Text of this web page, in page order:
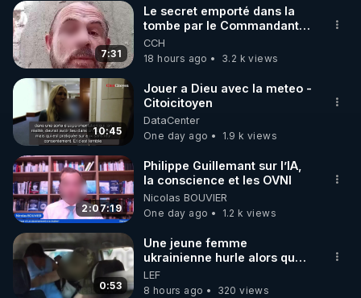
http://rgnr.li/instagram
🌱 LA NEWSLETTER
Pour ne pas rater l’actualité RGNR (stages,
http://rgnr.li/news
🌱 VIDÉOS NON CENSURÉES SUR ODYSEE
Toutes les vidéos Youtube sont aussi sur la
http://rgnr.li/odysee
🌱 LES STAGES EN PRÉSENTIEL
http://rgnr.li/stages
7:31
Le secret emporté dans la
tombe par le Commandant
Cousteau le 25 juin 1997
CCH
18 hours ago
3.2 k views
10:45
Jouer a Dieu avec la meteo -
Citoicitoyen
DataCenter
One day ago
1.9 k views
2:07:19
Philippe Guillemant sur l’IA,
la conscience et les OVNI
Nicolas BOUVIER
One day ago
1.2 k views
0:53
Une jeune femme
ukrainienne hurle alors que
son ptit ami est brutalement
enlevé par milice Zelensky
LEF
8 hours ago
320 views